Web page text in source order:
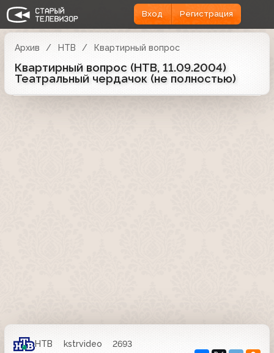
Вход Регистрация
Архив НТВ Квартирный вопрос
Квартирный вопрос (НТВ, 11.09.2004)
Театральный чердачок (не полностью)
НТВ kstrvideo
2693